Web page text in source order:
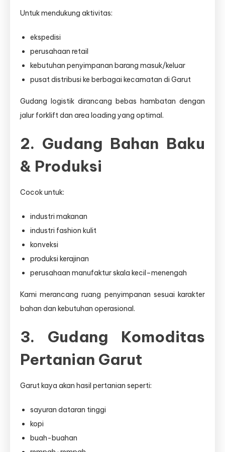
Untuk mendukung aktivitas:
ekspedisi
perusahaan retail
kebutuhan penyimpanan barang masuk/keluar
pusat distribusi ke berbagai kecamatan di Garut
Gudang logistik dirancang bebas hambatan dengan
jalur forklift dan area loading yang optimal.
2. Gudang Bahan Baku
& Produksi
Cocok untuk:
industri makanan
industri fashion kulit
konveksi
produksi kerajinan
perusahaan manufaktur skala kecil–menengah
Kami merancang ruang penyimpanan sesuai karakter
bahan dan kebutuhan operasional.
3. Gudang Komoditas
Pertanian Garut
Garut kaya akan hasil pertanian seperti:
sayuran dataran tinggi
kopi
buah-buahan